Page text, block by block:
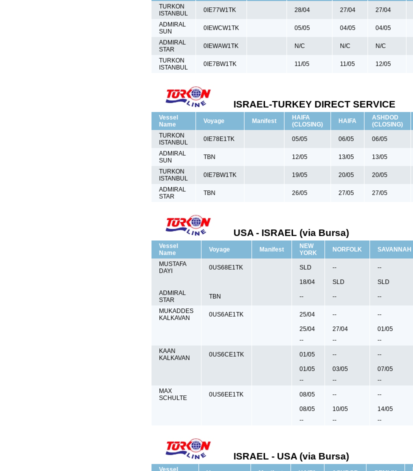
TURKON
ISTANBUL
0IE77W1TK 28/04 27/04 27/04
ADMIRAL
SUN
0IEWCW1TK 05/05 04/05 04/05
ADMIRAL
STAR
0IEWAW1TK N/C N/C N/C
TURKON
ISTANBUL
0IE7BW1TK 11/05 11/05 12/05
ISRAEL-TURKEY DIRECT SERVICE
Vessel
Name
Voyage Manifest
HAIFA
(CLOSING)
HAIFA
ASHDOD
(CLOSING)
TURKON
ISTANBUL
0IE78E1TK 05/05 06/05 06/05
ADMIRAL
SUN
TBN 12/05 13/05 13/05
TURKON
ISTANBUL
0IE7BW1TK 19/05 20/05 20/05
ADMIRAL
STAR
TBN 26/05 27/05 27/05
USA - ISRAEL (via Bursa)
Vessel
Name
Voyage Manifest
NEW
YORK
NORFOLK SAVANNAH
MUSTAFA
DAYI
0US68E1TK SLD -- --
18/04 SLD SLD
ADMIRAL
STAR
TBN -- -- --
MUKADDES
KALKAVAN
0US6AE1TK 25/04 -- --
25/04 27/04 01/05
--
-- --
KAAN
KALKAVAN
0US6CE1TK 01/05 -- --
01/05 03/05 07/05
--
-- --
MAX
SCHULTE
0US6EE1TK 08/05 -- --
08/05 10/05 14/05
--
-- --
ISRAEL - USA (via Bursa)